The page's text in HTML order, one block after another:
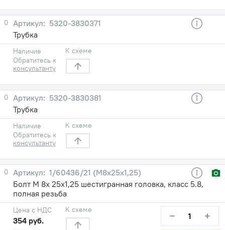
0
5320-3830371
Трубка
Наличие
Обратитесь к
консультанту
К схеме
0
5320-3830381
Трубка
Наличие
Обратитесь к
консультанту
К схеме
0
1/60436/21 (М8х25х1,25)
Болт М 8х 25х1,25 шестигранная головка, класс 5.8,
полная резьба
Цена с НДС
354 руб.
К схеме − +